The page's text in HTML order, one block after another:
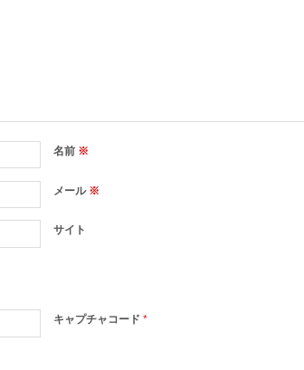
名前 ※
メール ※
サイト
キャプチャコード *